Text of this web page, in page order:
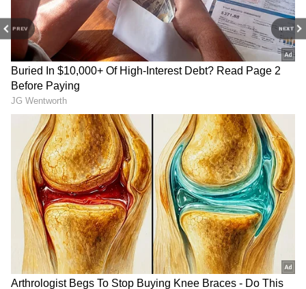
PREV NEXT
వర్మ చేసే పొలిటికల్ కామెంట్స్ కూడా అదే స్థాయిలో
ఉంటాయి. ఎలాంటి సంచలన కామెంట్స్ కి అయినా వర్మ
వెనుకాడరు. తాజాగా ఓ ఇంటర్వ్యూలో వర్మ తెలుగు దేశం
పార్టీని, జూ.ఎన్టీఆర్ ఉద్దేశిస్తూ చేసిన వ్యాఖ్యలు తీవ్ర
వివాదంగా మారేలా ఉన్నాయి. వర్మ తరచుగా చంద్రబాబుని,
లోకేష్, పవన్ కళ్యాణ్ లని టార్గెట్ చేయడం చూస్తూనే
ఉన్నాం.